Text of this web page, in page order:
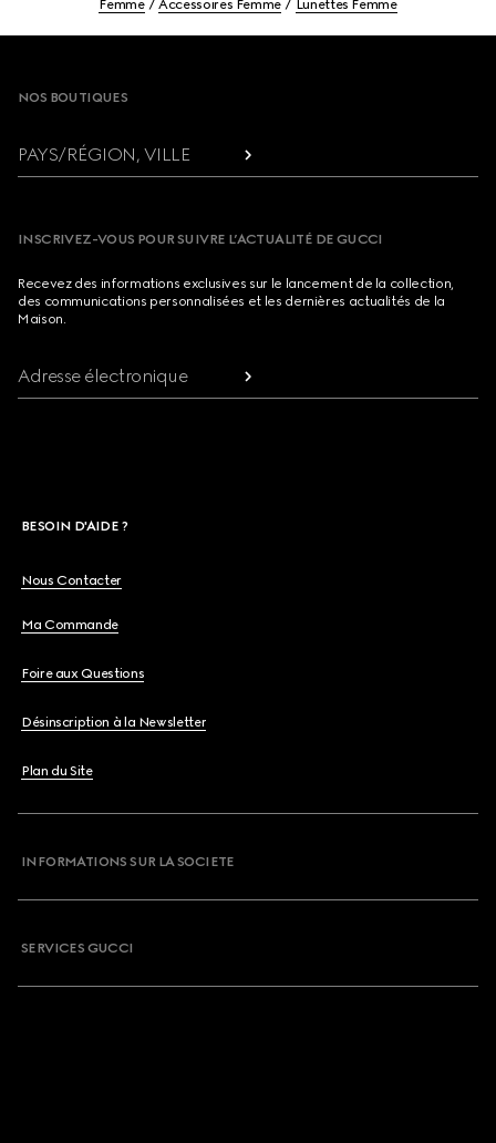
Femme Accessoires Femme Lunettes Femme
NOS BOUTIQUES
PAYS/RÉGION, VILLE
INSCRIVEZ-VOUS POUR SUIVRE L’ACTUALITÉ DE GUCCI
Recevez des informations exclusives sur le lancement de la collection,
des communications personnalisées et les dernières actualités de la
Maison.
Adresse électronique
BESOIN D'AIDE ?
Nous Contacter
Ma Commande
Foire aux Questions
Désinscription à la Newsletter
Plan du Site
INFORMATIONS SUR LA SOCIETE
SERVICES GUCCI